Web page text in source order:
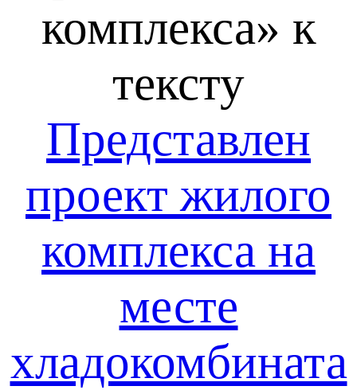
комплекса» к
тексту
Представлен
проект жилого
комплекса на
месте
хладокомбината